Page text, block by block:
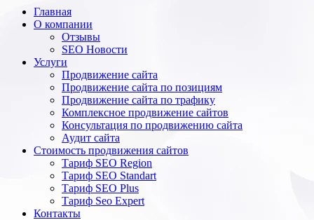
Главная
О компании
Отзывы
SEO Новости
Услуги
Продвижение сайта
Продвижение сайта по позициям
Продвижение сайта по трафику
Комплексное продвижение сайтов
Консультация по продвижению сайта
Аудит сайта
Стоимость продвижения сайтов
Тариф SEO Region
Тариф SEO Standart
Тариф SEO Plus
Тариф Seo Expert
Контакты